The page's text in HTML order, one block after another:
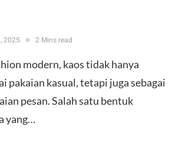
2025 2 Mins read
modern, kaos tidak hanya
pakaian kasual, tetapi juga sebagai
pesan. Salah satu bentuk
yang…